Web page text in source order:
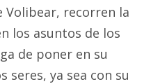
Volibear, recorren la
los asuntos de los
de poner en su
seres, ya sea con su